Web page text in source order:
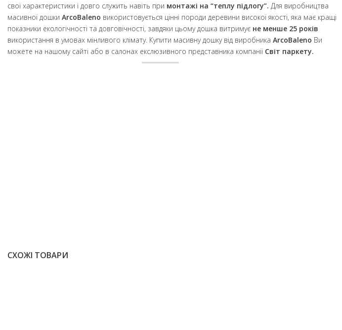
свої характеристики і довго служить навіть при монтажі на “теплу підлогу”. Для виробництва
масивної дошки ArcoBaleno використовується цінні породи деревини високої якості, яка має кращі
показники екологічності та довговічності, завдяки цьому дошка витримує не менше 25 років
використання в умовах мінливого клімату. Купити масивну дошку від виробника ArcoBaleno Ви
можете на нашому сайті або в салонах екслюзивного представника компанії Світ паркету.
СХОЖІ ТОВАРИ